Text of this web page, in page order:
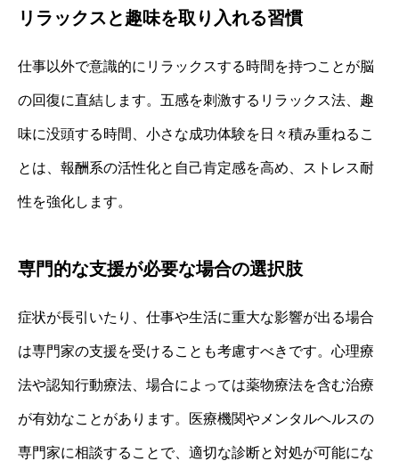
リラックスと趣味を取り入れる習慣
仕事以外で意識的にリラックスする時間を持つことが脳
の回復に直結します。五感を刺激するリラックス法、趣
味に没頭する時間、小さな成功体験を日々積み重ねるこ
とは、報酬系の活性化と自己肯定感を高め、ストレス耐
性を強化します。
専門的な支援が必要な場合の選択肢
症状が長引いたり、仕事や生活に重大な影響が出る場合
は専門家の支援を受けることも考慮すべきです。心理療
法や認知行動療法、場合によっては薬物療法を含む治療
が有効なことがあります。医療機関やメンタルヘルスの
専門家に相談することで、適切な診断と対処が可能にな